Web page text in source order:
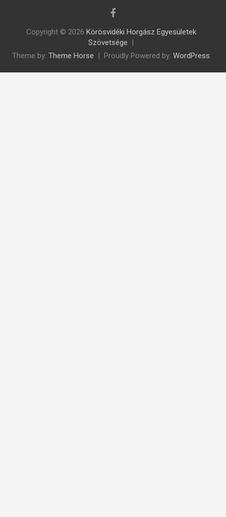
Copyright © 2026 Körösvidéki Horgász Egyesületek
Szövetsége
Theme by: Theme Horse Proudly Powered by: WordPress